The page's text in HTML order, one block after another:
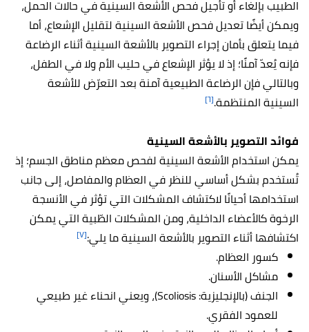
الطبيب بإلغاء أو تأجيل فحص الأشعة السينية في حالات الحمل،
ويمكن أيضًا تعديل فحص الأشعة السينية لتقليل الإشعاع، أما
فيما يتعلق بأمان إجراء التصوير بالأشعة السينية أثناء الرضاعة
فإنه يُعدّ آمنًا؛ إذ لا يؤثر الإشعاع في حليب الأم ولا في الطفل،
وبالتالي فإن الرضاعة الطبيعية آمنة بعد التعرّض للأشعة
السينية المنتظمة.[٦]
فوائد التصوير بالأشعة السينية
يمكن استخدام الأشعة السينية لفحص معظم مناطق الجسم؛ إذ
تُستخدم بشكل أساسي للنظر في العظام والمفاصل، إلى جانب
استخدامها أحيانًا لاكتشاف المشكلات التي تؤثر في الأنسجة
الرخوة كالأعضاء الداخلية، ومن المشكلات الطّبية التي يمكن
اكتشافها أثناء التصوير بالأشعة السينية ما يلي:[٧]
كسور العظام.
مشاكل الأسنان.
الجنف (بالإنجليزية: Scoliosis)، ويعني انحناء غير طبيعي
للعمود الفقري.